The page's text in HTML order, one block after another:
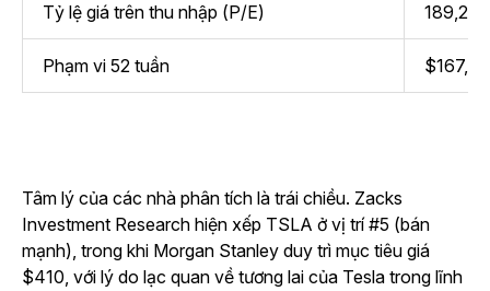
Tỷ lệ giá trên thu nhập (P/E) 189,24
Phạm vi 52 tuần
Tâm lý của các nhà phân tích là trái chiều. Zacks
Investment Research hiện xếp TSLA ở vị trí #5 (bán
mạnh), trong khi Morgan Stanley duy trì mục tiêu giá
$410, với lý do lạc quan về tương lai của Tesla trong lĩnh